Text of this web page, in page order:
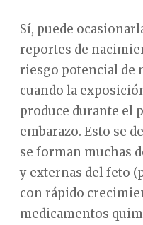
Sí, puede
reportes de
riesgo potencial de
cuando la
produce durante el
embarazo. Esto se
se forman muchas
y externas del feto
con rápido
medicamentos